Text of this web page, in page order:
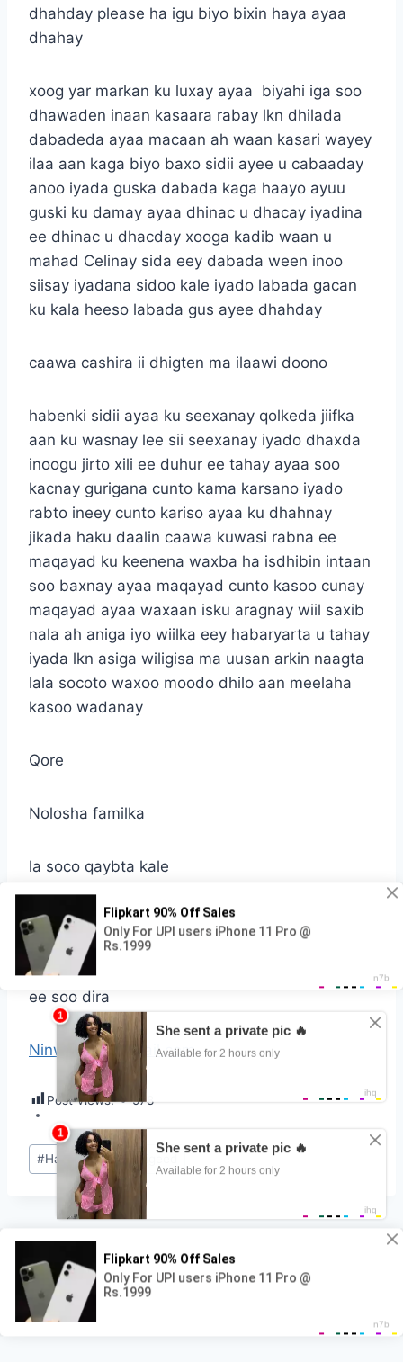
dhahday please ha igu biyo bixin haya ayaa
dhahay
xoog yar markan ku luxay ayaa biyahi iga soo
dhawaden inaan kasaara rabay lkn dhilada
dabadeda ayaa macaan ah waan kasari wayey
ilaa aan kaga biyo baxo sidii ayee u cabaaday
anoo iyada guska dabada kaga haayo ayuu
guski ku damay ayaa dhinac u dhacay iyadina
ee dhinac u dhacday xooga kadib waan u
mahad Celinay sida eey dabada ween inoo
siisay iyadana sidoo kale iyado labada gacan
ku kala heeso labada gus ayee dhahday
caawa cashira ii dhigten ma ilaawi doono
habenki sidii ayaa ku seexanay qolkeda jiifka
aan ku wasnay lee sii seexanay iyado dhaxda
inoogu jirto xili ee duhur ee tahay ayaa soo
kacnay gurigana cunto kama karsano iyado
rabto ineey cunto kariso ayaa ku dhahnay
jikada haku daalin caawa kuwasi rabna ee
maqayad ku keenena waxba ha isdhibin intaan
soo baxnay ayaa maqayad cunto kasoo cunay
maqayad ayaa waxaan isku aragnay wiil saxib
nala ah aniga iyo wiilka eey habaryarta u tahay
iyada lkn asiga wiligisa ma uusan arkin naagta
lala socoto waxoo moodo dhilo aan meelaha
kasoo wadanay
Qore
Nolosha familka
la soco qaybta kale
Cinjir la’aan [condom] galmadu waa halis
Qof sheeko haya waan soo dhaweynayanaa
ee soo dira
Ninwacan1@gmail.com
Post Views: 578
Post
Tags:
#Habo iyo dumashigeed
navigation
Saan sahro adoonta
ugu noqday part 5
Saan sahro adoonta